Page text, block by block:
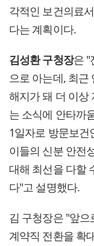
각적인 보건의료
다는 계획이다.
김성환 구청장은 "
으로 아는데, 최근
해지가 돼 더 이상
는 소식에 안타까
1일자로 방문보건
이들의 신분 안전
대해 최선을 다할
다"고 설명했다.
김 구청장은 "앞
계약직 전환을 확